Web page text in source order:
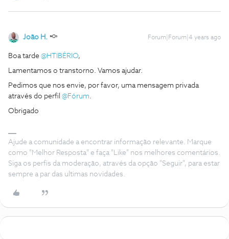
João H. Forum|Forum|4 years ago
Boa tarde @HTIBÉRIO,
Lamentamos o transtorno. Vamos ajudar.
Pedimos que nos envie, por favor, uma mensagem privada
através do perfil @Fórum.
Obrigado
Ajude a comunidade a encontrar informação relevante. Marque
como "Melhor Resposta" e faça "Like" nos melhores comentários.
Siga os perfis da moderação, através da opção "Seguir", para estar
sempre a par das ultimas novidades.